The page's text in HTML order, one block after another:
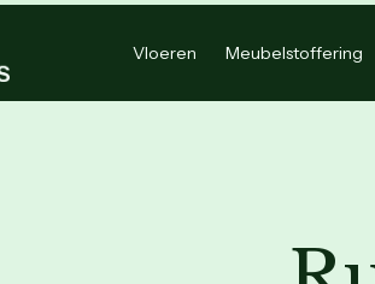
Vloeren Meubelstoffering